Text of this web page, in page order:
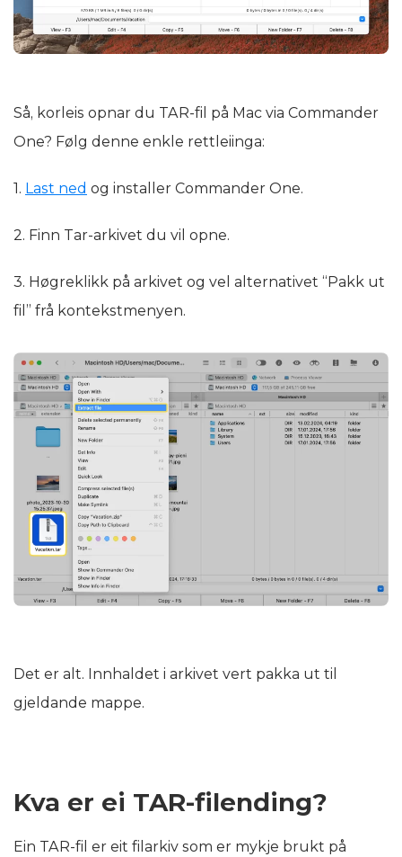
Så, korleis opnar du TAR-fil på Mac via Commander
One? Følg denne enkle rettleiinga:
1. Last ned og installer Commander One.
2. Finn Tar-arkivet du vil opne.
3. Høgreklikk på arkivet og vel alternativet “Pakk ut
fil” frå kontekstmenyen.
Det er alt. Innhaldet i arkivet vert pakka ut til
gjeldande mappe.
Kva er ei TAR-filending?
Ein TAR-fil er eit filarkiv som er mykje brukt på